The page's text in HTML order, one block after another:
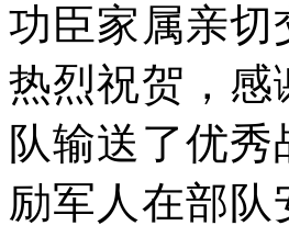
功臣家属亲切
热烈祝贺，感
队输送了优
励军人在部